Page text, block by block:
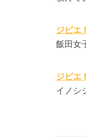
ジビエ
飯田女
ジビエ
イノシ